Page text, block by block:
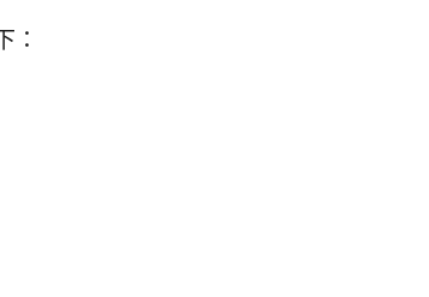
：